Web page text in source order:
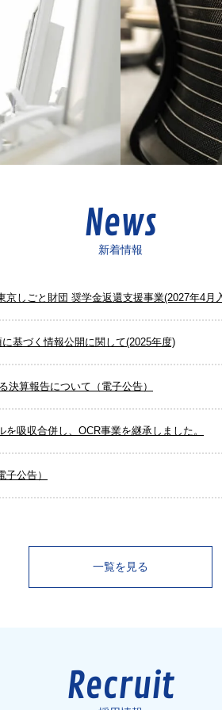
News
新着情報
京しごと財団 奨学金返還支援事業(2027年4月
基づく情報公開に関して(2025年度)
算報告について（電子公告）
吸収合併し、OCR事業を継承しました。
公告）
一覧を見る
Recruit